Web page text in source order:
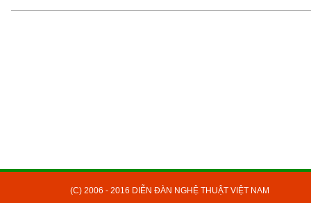
(C) 2006 - 2016 DIỄN ĐÀN NGHỆ THUẬT VIỆT NAM